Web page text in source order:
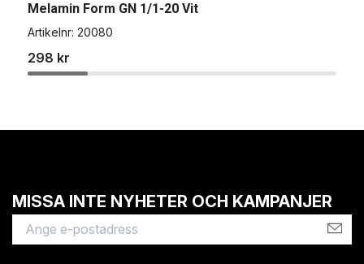
Melamin Form GN 1/1-20 Vit
Artikelnr: 20080
298 kr
MISSA INTE NYHETER OCH KAMPANJER